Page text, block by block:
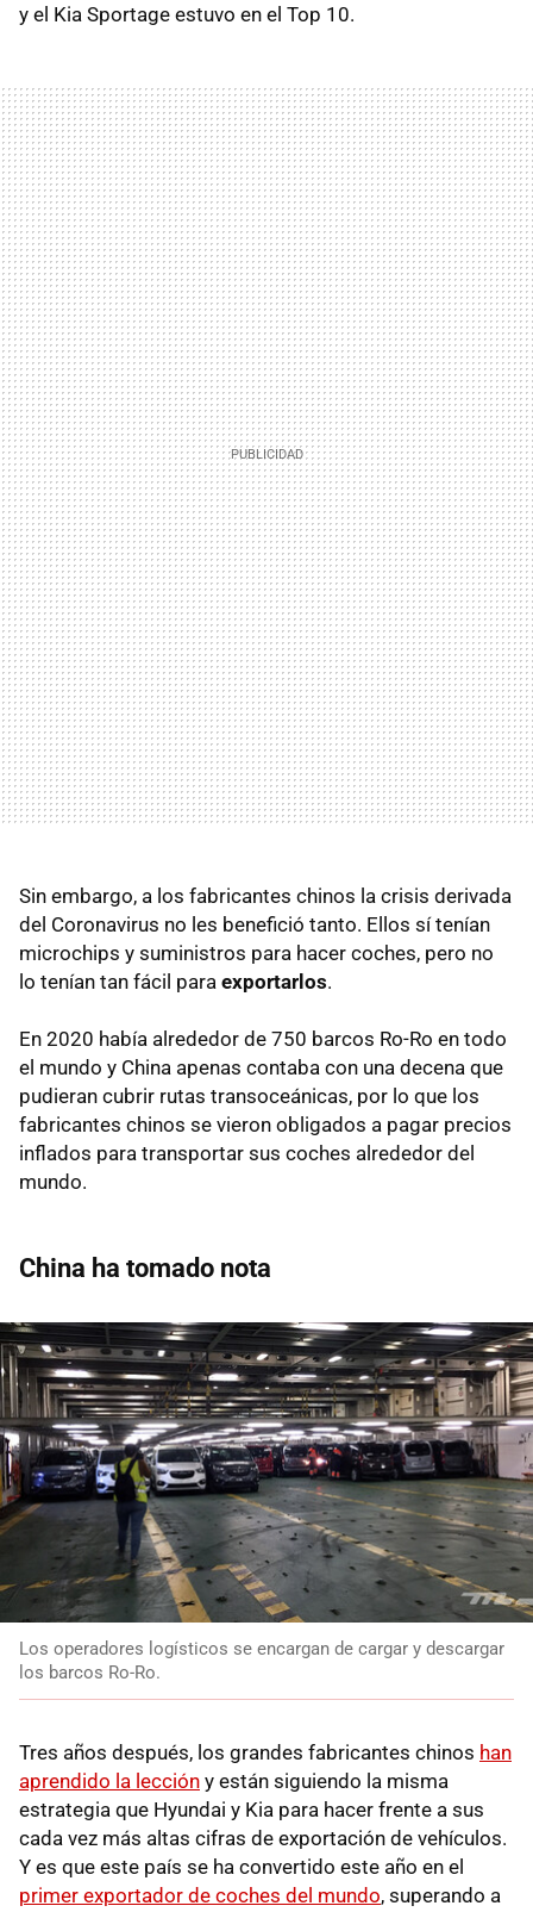
y el Kia Sportage estuvo en el Top 10.
Sin embargo, a los fabricantes chinos la crisis derivada
del Coronavirus no les benefició tanto. Ellos sí tenían
microchips y suministros para hacer coches, pero no
lo tenían tan fácil para exportarlos.
En 2020 había alrededor de 750 barcos Ro-Ro en todo
el mundo y China apenas contaba con una decena que
pudieran cubrir rutas transoceánicas, por lo que los
fabricantes chinos se vieron obligados a pagar precios
inflados para transportar sus coches alrededor del
mundo.
China ha tomado nota
Los operadores logísticos se encargan de cargar y descargar
los barcos Ro-Ro.
Tres años después, los grandes fabricantes chinos han
aprendido la lección y están siguiendo la misma
estrategia que Hyundai y Kia para hacer frente a sus
cada vez más altas cifras de exportación de vehículos.
Y es que este país se ha convertido este año en el
primer exportador de coches del mundo, superando a